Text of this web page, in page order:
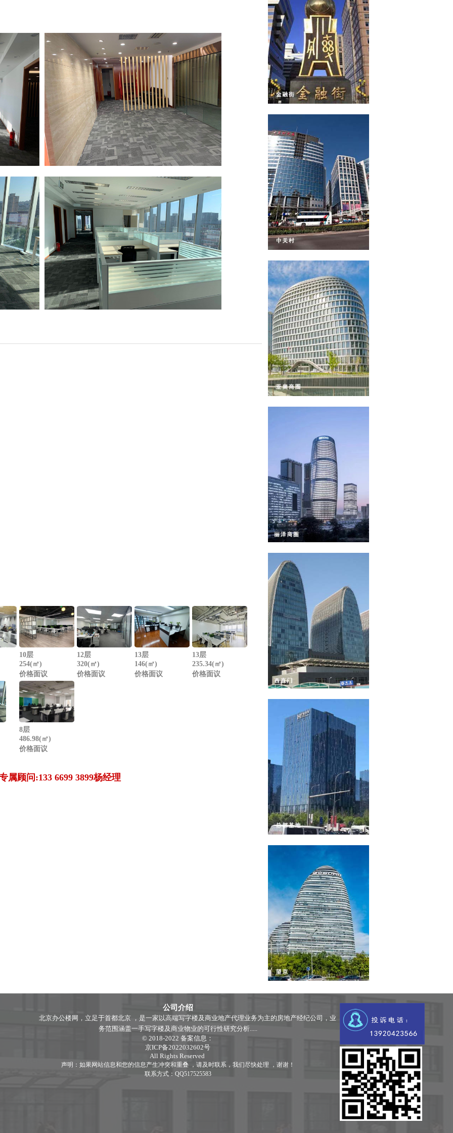
10层
254(㎡)
价格面议
12层
320(㎡)
价格面议
13层
146(㎡)
价格面议
13层
235.34(㎡)
价格面议
8层
486.98(㎡)
价格面议
属顾问:133 6699 3899杨经理
公司介绍
北京办公楼网，立足于首都北京 ，是一家以高端写字楼及商业地产代理业务为主的房地产经纪公司，业
务范围涵盖一手写字楼及商业物业的可行性研究分析.....
© 2018-2022 备案信息：
京ICP备2022032602号
All Rights Reserved
声明：如果网站信息和您的信息产生冲突和重叠 ，请及时联系，我们尽快处理 ，谢谢！
联系方式：QQ517525583